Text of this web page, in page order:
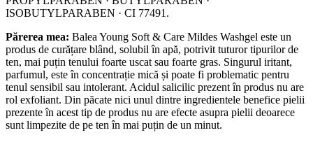
ISOBUTYLPARABEN · CI 77491.
Părerea mea: Balea Young Soft & Care Mildes Washgel este un
produs de curățare blând, solubil în apă, potrivit tuturor tipurilor de
ten, mai puțin tenului foarte uscat sau foarte gras. Singurul iritant,
parfumul, este în concentrație mică și poate fi problematic pentru
tenul sensibil sau intolerant. Acidul salicilic prezent în produs nu are
rol exfoliant. Din păcate nici unul dintre ingredientele benefice pielii
prezente în acest tip de produs nu are efecte asupra pielii deoarece
sunt limpezite de pe ten în mai puțin de un minut.